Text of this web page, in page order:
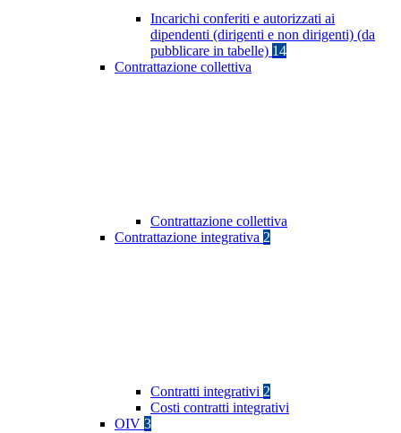
Incarichi conferiti e autorizzati ai
dipendenti (dirigenti e non dirigenti) (da
pubblicare in tabelle) 14
Contrattazione collettiva
Contrattazione collettiva
Contrattazione integrativa 2
Contratti integrativi 2
Costi contratti integrativi
OIV 3